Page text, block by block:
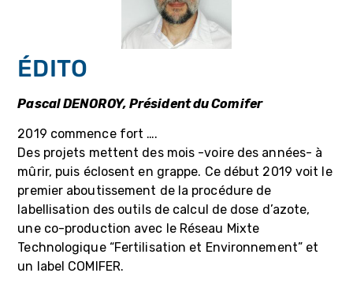
ÉDITO
Pascal DENOROY, Président du Comifer
2019 commence fort ….
Des projets mettent des mois -voire des années- à
mûrir, puis éclosent en grappe. Ce début 2019 voit le
premier aboutissement de la procédure de
labellisation des outils de calcul de dose d’azote,
une co-production avec le Réseau Mixte
Technologique “Fertilisation et Environnement” et
un label COMIFER.